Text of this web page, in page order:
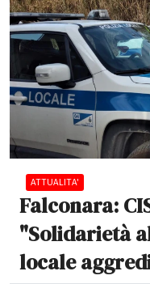
ATTUALITA'
Falconara:
"Solidarietà
locale